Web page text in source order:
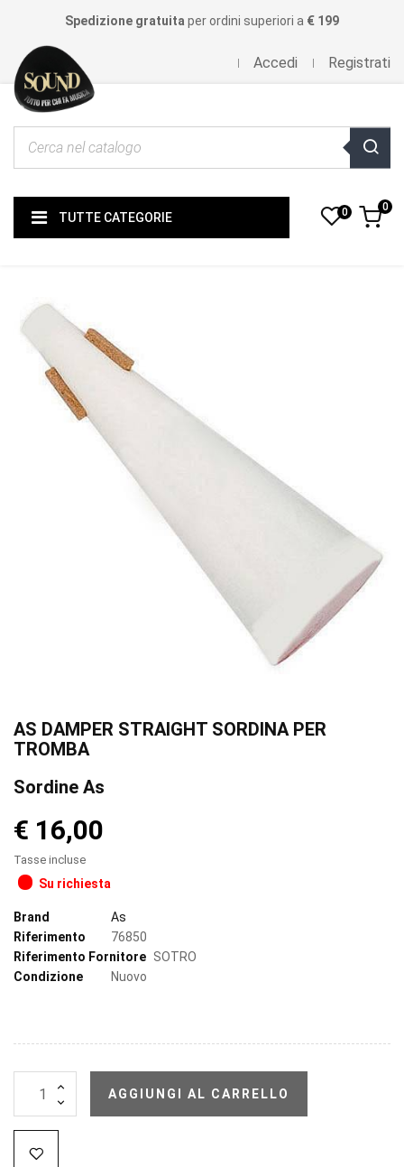
Spedizione gratuita per ordini superiori a € 199
Accedi Registrati
TUTTE CATEGORIE 0 0
AS DAMPER STRAIGHT SORDINA PER
TROMBA
Sordine As
€ 16,00
Tasse incluse
Su richiesta
Brand
As
Riferimento
76850
Riferimento Fornitore SOTRO
Condizione
Nuovo
AGGIUNGI AL CARRELLO